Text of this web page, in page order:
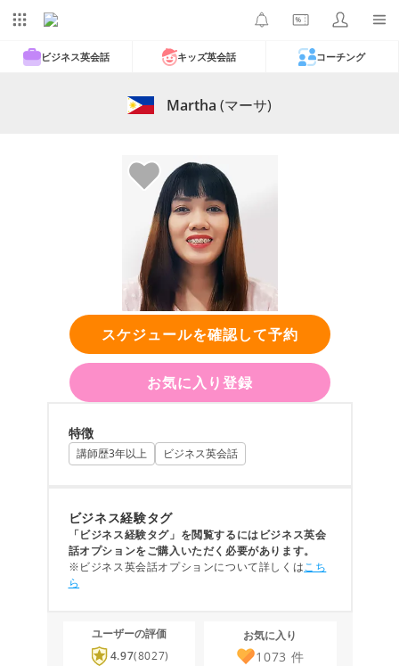
ビジネス英会話 キッズ英会話 コーチング
Martha (マーサ)
スケジュールを確認して予約
お気に入り登録
特徴
講師歴3年以上 ビジネス英会話
ビジネス経験タグ
「ビジネス経験タグ」を閲覧するにはビジネス英会
話オプションをご購入いただく必要があります。
※ビジネス英会話オプションについて詳しくはこち
ら
ユーザーの評価
4.97(8027)
お気に入り
1073 件